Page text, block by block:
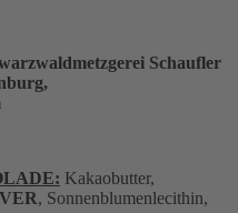
Schaufler
Kakaobutter,
, Sonnenblumenlecithin,